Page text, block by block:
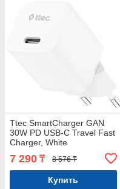
Ttec SmartCharger GAN
30W PD USB-C Travel Fast
Charger, White
7 290 ₸ 8 576 ₸
Купить